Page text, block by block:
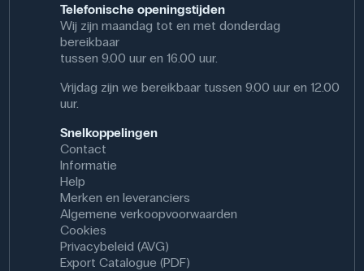
Telefonische openingstijden
Wij zijn maandag tot en met donderdag
bereikbaar
tussen 9.00 uur en 16.00 uur.
Vrijdag zijn we bereikbaar tussen 9.00 uur en 12.00
uur.
Snelkoppelingen
Contact
Informatie
Help
Merken en leveranciers
Algemene verkoopvoorwaarden
Cookies
Privacybeleid (AVG)
Export Catalogue (PDF)